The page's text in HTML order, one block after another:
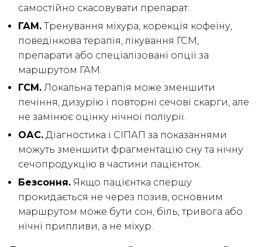
самостійно скасовувати препарат.
ГАМ. Тренування міхура, корекція кофеїну,
поведінкова терапія, лікування ГСМ,
препарати або спеціалізовані опції за
маршрутом ГАМ.
ГСМ. Локальна терапія може зменшити
печіння, дизурію і повторні сечові скарги, але
не замінює оцінку нічної поліурії.
ОАС. Діагностика і СІПАП за показаннями
можуть зменшити фрагментацію сну та нічну
сечопродукцію в частини пацієнток.
Безсоння. Якщо пацієнтка спершу
прокидається не через позив, основним
маршрутом може бути сон, біль, тривога або
нічні припливи, а не міхур.